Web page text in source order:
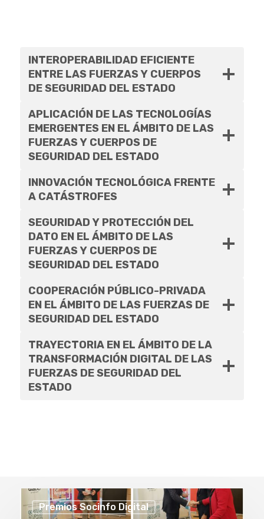
INTEROPERABILIDAD EFICIENTE
ENTRE LAS FUERZAS Y CUERPOS
DE SEGURIDAD DEL ESTADO
APLICACIÓN DE LAS TECNOLOGÍAS
EMERGENTES EN EL ÁMBITO DE LAS
FUERZAS Y CUERPOS DE
SEGURIDAD DEL ESTADO
INNOVACIÓN TECNOLÓGICA FRENTE
A CATÁSTROFES
SEGURIDAD Y PROTECCIÓN DEL
DATO EN EL ÁMBITO DE LAS
FUERZAS Y CUERPOS DE
SEGURIDAD DEL ESTADO
COOPERACIÓN PÚBLICO-PRIVADA
EN EL ÁMBITO DE LAS FUERZAS DE
SEGURIDAD DEL ESTADO
TRAYECTORIA EN EL ÁMBITO DE LA
TRANSFORMACIÓN DIGITAL DE LAS
FUERZAS DE SEGURIDAD DEL
ESTADO
Premios Socinfo Digital